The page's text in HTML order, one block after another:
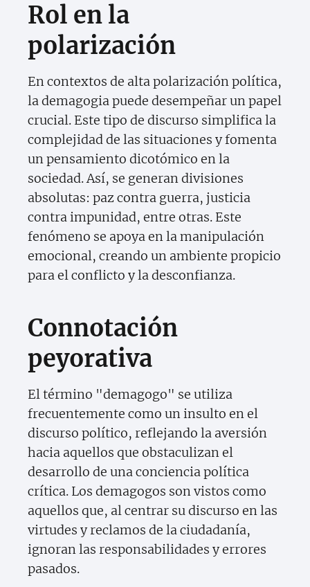
Rol en la
polarización
En contextos de alta polarización política,
la demagogia puede desempeñar un papel
crucial. Este tipo de discurso simplifica la
complejidad de las situaciones y fomenta
un pensamiento dicotómico en la
sociedad. Así, se generan divisiones
absolutas: paz contra guerra, justicia
contra impunidad, entre otras. Este
fenómeno se apoya en la manipulación
emocional, creando un ambiente propicio
para el conflicto y la desconfianza.
Connotación
peyorativa
El término "demagogo" se utiliza
frecuentemente como un insulto en el
discurso político, reflejando la aversión
hacia aquellos que obstaculizan el
desarrollo de una conciencia política
crítica. Los demagogos son vistos como
aquellos que, al centrar su discurso en las
virtudes y reclamos de la ciudadanía,
ignoran las responsabilidades y errores
pasados.